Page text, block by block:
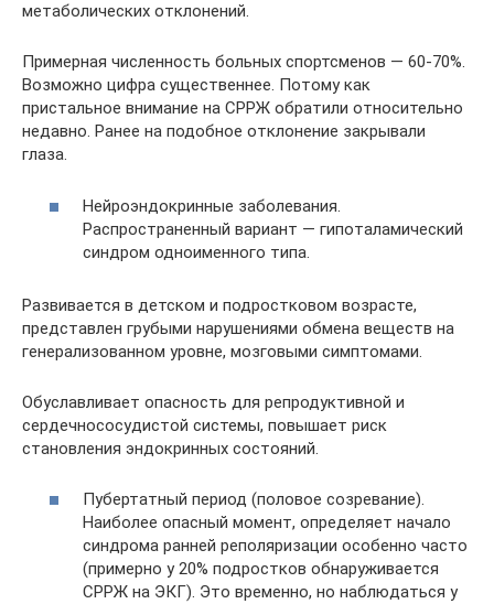
метаболических отклонений.
Примерная численность больных спортсменов — 60-70%.
Возможно цифра существеннее. Потому как
пристальное внимание на СРРЖ обратили относительно
недавно. Ранее на подобное отклонение закрывали
глаза.
Нейроэндокринные заболевания.
Распространенный вариант — гипоталамический
синдром одноименного типа.
Развивается в детском и подростковом возрасте,
представлен грубыми нарушениями обмена веществ на
генерализованном уровне, мозговыми симптомами.
Обуславливает опасность для репродуктивной и
сердечнососудистой системы, повышает риск
становления эндокринных состояний.
Пубертатный период (половое созревание).
Наиболее опасный момент, определяет начало
синдрома ранней реполяризации особенно часто
(примерно у 20% подростков обнаруживается
СРРЖ на ЭКГ). Это временно, но наблюдаться у